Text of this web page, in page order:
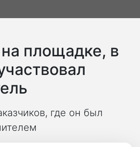
площадке, в
где он был